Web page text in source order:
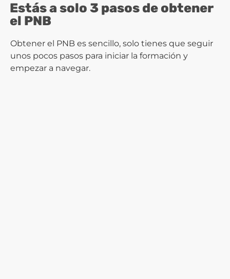
Estás a solo 3 pasos de obtener
el PNB
Obtener el PNB es sencillo, solo tienes que seguir
unos pocos pasos para iniciar la formación y
empezar a navegar.